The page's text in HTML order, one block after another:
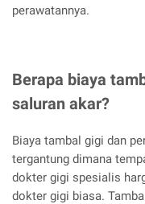
perawatannya.
Berapa biaya
saluran akar?
Biaya tambal gigi dan
tergantung dimana
dokter gigi spesialis
dokter gigi biasa.